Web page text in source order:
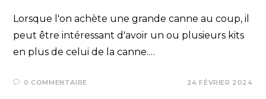
Lorsque l'on achète une grande canne au coup, il
peut être intéressant d'avoir un ou plusieurs kits
en plus de celui de la canne.…
0 COMMENTAIRE 24 FÉVRIER 2024